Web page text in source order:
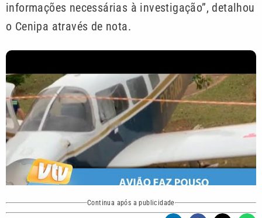
informações necessárias à investigação”, detalhou
o Cenipa através de nota.
Continua após a publicidade